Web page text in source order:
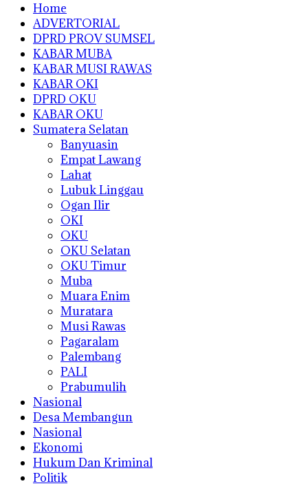
Home
ADVERTORIAL
DPRD PROV SUMSEL
KABAR MUBA
KABAR MUSI RAWAS
KABAR OKI
DPRD OKU
KABAR OKU
Sumatera Selatan
Banyuasin
Empat Lawang
Lahat
Lubuk Linggau
Ogan Ilir
OKI
OKU
OKU Selatan
OKU Timur
Muba
Muara Enim
Muratara
Musi Rawas
Pagaralam
Palembang
PALI
Prabumulih
Nasional
Desa Membangun
Nasional
Ekonomi
Hukum Dan Kriminal
Politik